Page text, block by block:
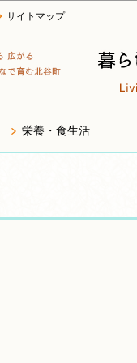
サイトマップ
栄養・食生活